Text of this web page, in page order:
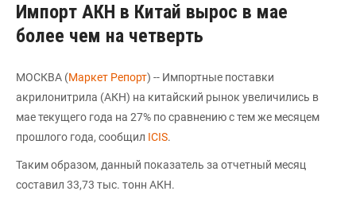
Импорт АКН в Китай вырос в мае
более чем на четверть
МОСКВА (Маркет Репорт) -- Импортные поставки
акрилонитрила (АКН) на китайский рынок увеличились в
мае текущего года на 27% по сравнению с тем же месяцем
прошлого года, сообщил ICIS.
Таким образом, данный показатель за отчетный месяц
составил 33,73 тыс. тонн АКН.